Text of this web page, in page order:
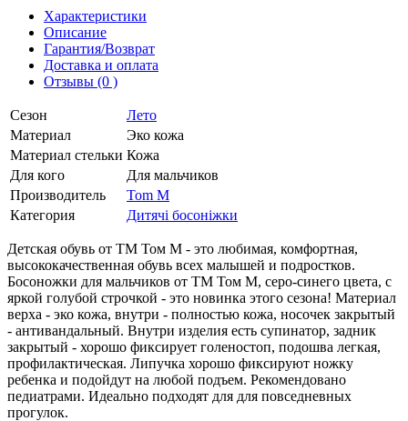
Характеристики
Описание
Гарантия/Возврат
Доставка и оплата
Отзывы (0 )
Сезон
Лето
Материал
Эко кожа
Материал стельки Кожа
Для кого
Для мальчиков
Производитель
Tom M
Категория
Дитячі босоніжки
Детская обувь от ТМ Том М - это любимая, комфортная,
высококачественная обувь всех малышей и подростков.
Босоножки для мальчиков от ТМ Том М, серо-синего цвета, с
яркой голубой строчкой - это новинка этого сезона! Материал
верха - эко кожа, внутри - полностью кожа, носочек закрытый
- антивандальный. Внутри изделия есть супинатор, задник
закрытый - хорошо фиксирует голеностоп, подошва легкая,
профилактическая. Липучка хорошо фиксируют ножку
ребенка и подойдут на любой подъем. Рекомендовано
педиатрами. Идеально подходят для для повседневных
прогулок.